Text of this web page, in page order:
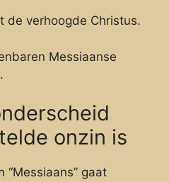
de verhoogde Christus.
Messiaanse
onzin is
“Messiaans” gaat